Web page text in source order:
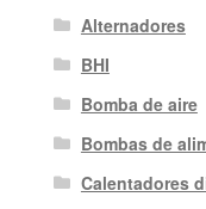
Alternadores
BHI
Bomba de aire
Bombas de
Calentadores